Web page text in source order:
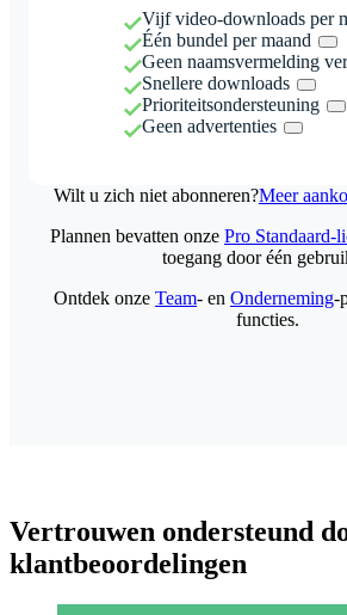
Vijf video-downloads per
Één bundel per maand
Geen naamsvermelding
Snellere downloads
Prioriteitsondersteuning
Geen advertenties
Wilt u zich niet abonneren?Meer
Plannen bevatten onze Pro Standaard-
toegang door één
Ontdek onze Team- en Onderneming-
functies.
Vertrouwen ondersteund
klantbeoordelingen